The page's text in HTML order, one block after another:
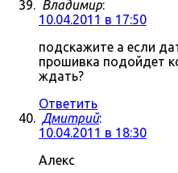
Владимир:
10.04.2011 в 17:50
подскажите а если
прошивка подойдет
ждать?
Ответить
Дмитрий:
10.04.2011 в 18:30
Алекс